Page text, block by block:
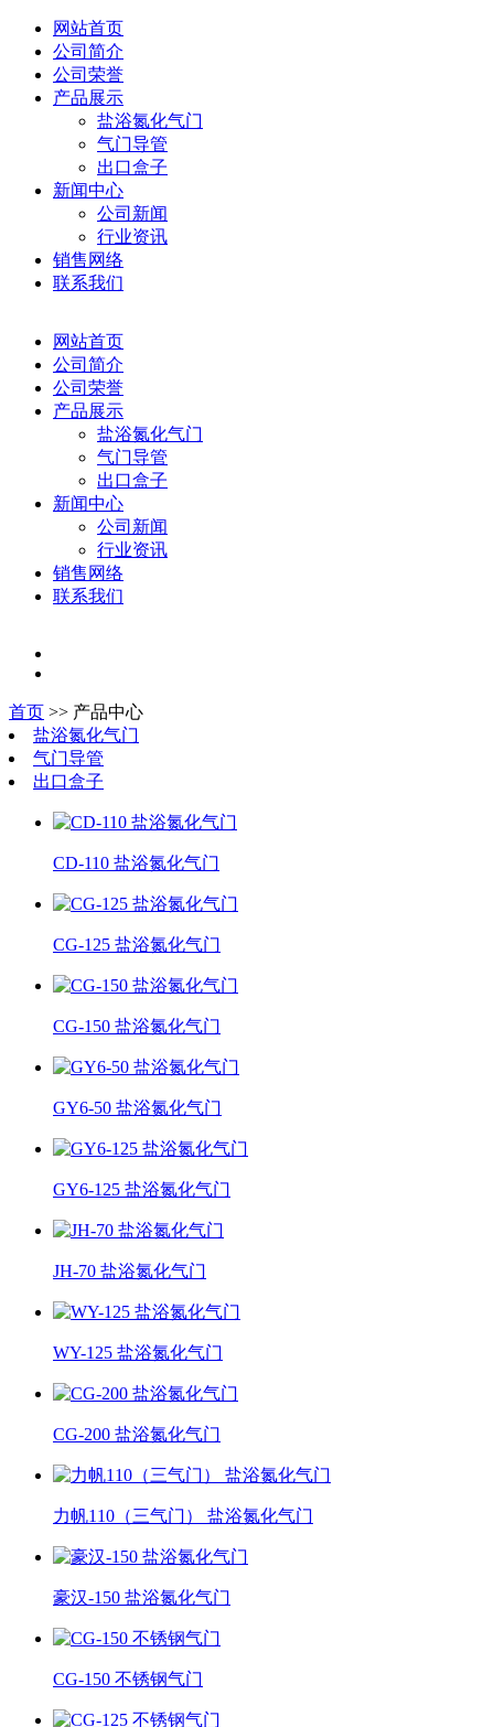
网站首页
公司简介
公司荣誉
产品展示
盐浴氮化气门
气门导管
出口盒子
新闻中心
公司新闻
行业资讯
销售网络
联系我们
网站首页
公司简介
公司荣誉
产品展示
盐浴氮化气门
气门导管
出口盒子
新闻中心
公司新闻
行业资讯
销售网络
联系我们
首页 >> 产品中心
盐浴氮化气门
气门导管
出口盒子
CD-110 盐浴氮化气门
CG-125 盐浴氮化气门
CG-150 盐浴氮化气门
GY6-50 盐浴氮化气门
GY6-125 盐浴氮化气门
JH-70 盐浴氮化气门
WY-125 盐浴氮化气门
CG-200 盐浴氮化气门
力帆110（三气门） 盐浴氮化气门
豪汉-150 盐浴氮化气门
CG-150 不锈钢气门